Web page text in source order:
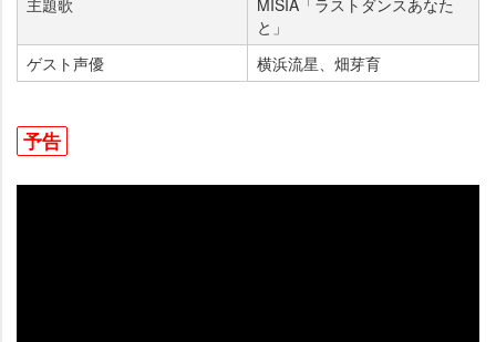
と」
ゲスト声優
横浜流星、畑芽育
予告